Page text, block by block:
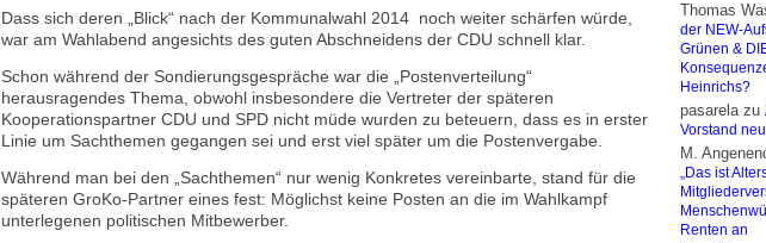
Dass sich deren „Blick“ nach der Kommunalwahl 2014 noch weiter schärfen würde,
war am Wahlabend angesichts des guten Abschneidens der CDU schnell klar.
Schon während der Sondierungsgespräche war die „Postenverteilung“
herausragendes Thema, obwohl insbesondere die Vertreter der späteren
Kooperationspartner CDU und SPD nicht müde wurden zu beteuern, dass es in erster
Linie um Sachthemen gegangen sei und erst viel später um die Postenvergabe.
Während man bei den „Sachthemen“ nur wenig Konkretes vereinbarte, stand für die
späteren GroKo-Partner eines fest: Möglichst keine Posten an die im Wahlkampf
unterlegenen politischen Mitbewerber.
Thomas
der NEW-
Grünen &
Heinrichs?
pasarelazu
Vorstand neu
M.
„Das ist
Renten an